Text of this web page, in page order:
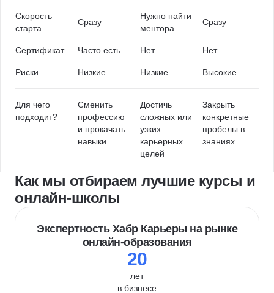
Скорость
старта
Сразу
Нужно найти
ментора
Сразу
Сертификат Часто есть Нет Нет
Риски Низкие Низкие Высокие
Для чего
подходит?
Сменить
профессию
и прокачать
навыки
Достичь
сложных или
узких
карьерных
целей
Закрыть
конкретные
пробелы в
знаниях
Как мы отбираем лучшие курсы и
онлайн-школы
Экспертность Хабр Карьеры на рынке
онлайн-образования
20
лет
в бизнесе